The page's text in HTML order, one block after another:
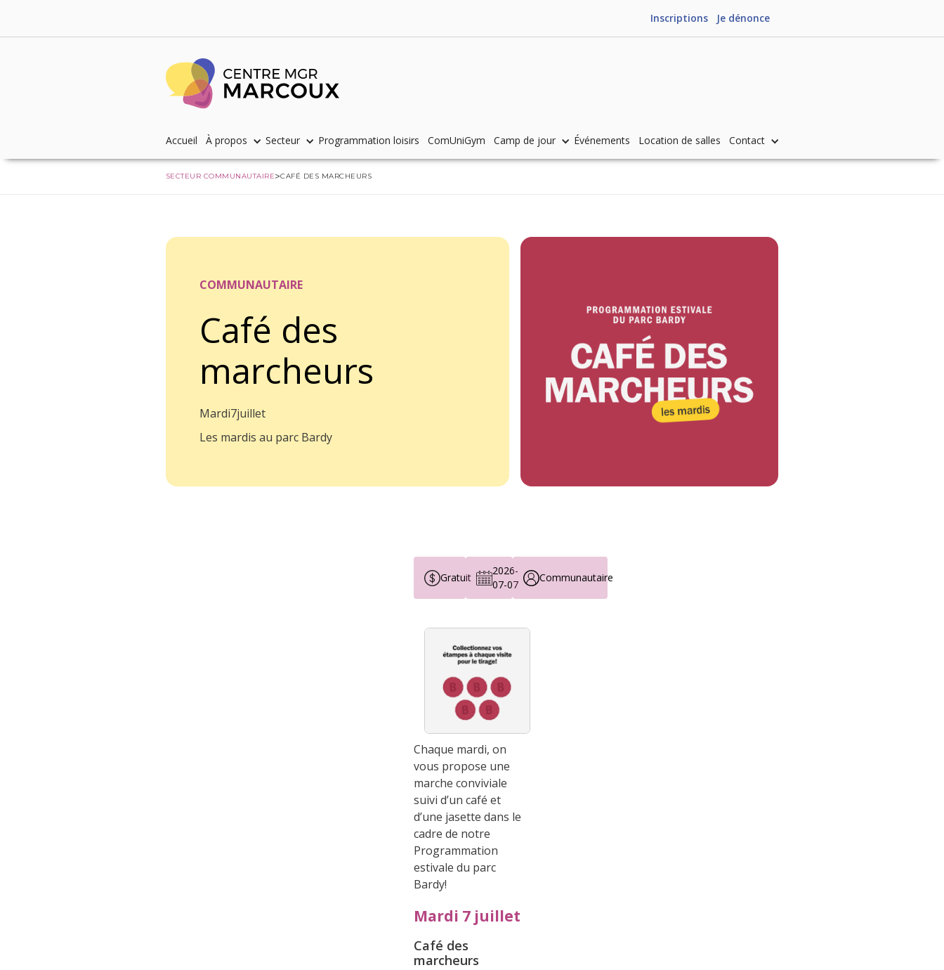
Inscriptions Je dénonce
Accueil À propos Secteur Programmation loisirs ComUniGym Camp de jour Événements Location de salles Contact
SECTEUR COMMUNAUTAIRE­>CAFÉ DES MARCHEURS
COMMUNAUTAIRE
Café des
marcheurs
Mardi7juillet
Les mardis au parc Bardy
Gratuit
2026-
07-07
Communautaire
Chaque mardi, on
vous propose une
marche conviviale
suivi d’un café et
d’une jasette dans le
cadre de notre
Programmation
estivale du parc
Bardy!
Mardi 7 juillet
Café des
marcheurs